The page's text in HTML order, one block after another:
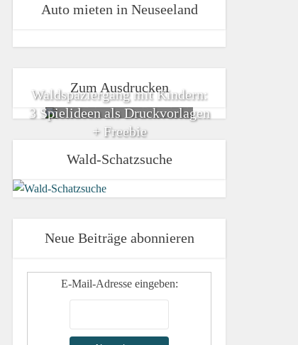
Auto mieten in Neuseeland
Zum Ausdrucken
Waldspaziergang mit Kindern:
3 Spielideen als Druckvorlagen
+ Freebie
Wald-Schatzsuche
Neue Beiträge abonnieren
E-Mail-Adresse eingeben: